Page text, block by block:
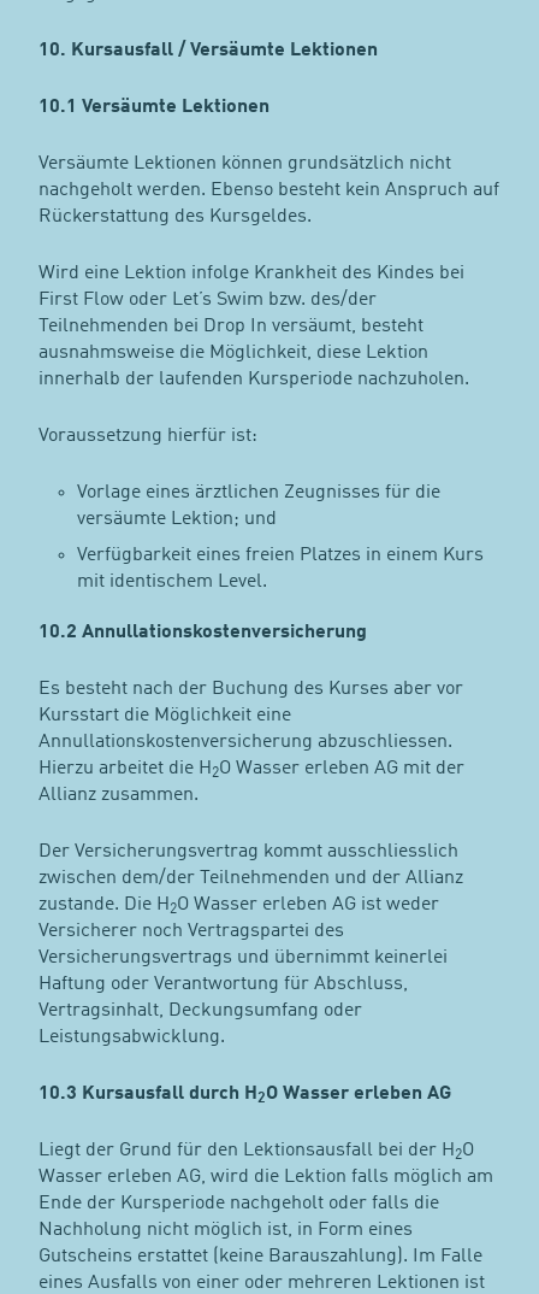
10. Kursausfall / Versäumte Lektionen
10.1 Versäumte Lektionen
Versäumte Lektionen können grundsätzlich nicht
nachgeholt werden. Ebenso besteht kein Anspruch auf
Rückerstattung des Kursgeldes.
Wird eine Lektion infolge Krankheit des Kindes bei
First Flow oder Let’s Swim bzw. des/der
Teilnehmenden bei Drop In versäumt, besteht
ausnahmsweise die Möglichkeit, diese Lektion
innerhalb der laufenden Kursperiode nachzuholen.
Voraussetzung hierfür ist:
Vorlage eines ärztlichen Zeugnisses für die
versäumte Lektion; und
Verfügbarkeit eines freien Platzes in einem Kurs
mit identischem Level.
10.2 Annullationskostenversicherung
Es besteht nach der Buchung des Kurses aber vor
Kursstart die Möglichkeit eine
Annullationskostenversicherung abzuschliessen.
Hierzu arbeitet die H2O Wasser erleben AG mit der
Allianz zusammen.
Der Versicherungsvertrag kommt ausschliesslich
zwischen dem/der Teilnehmenden und der Allianz
zustande. Die H2O Wasser erleben AG ist weder
Versicherer noch Vertragspartei des
Versicherungsvertrags und übernimmt keinerlei
Haftung oder Verantwortung für Abschluss,
Vertragsinhalt, Deckungsumfang oder
Leistungsabwicklung.
10.3 Kursausfall durch H 2O Wasser erleben AG
Liegt der Grund für den Lektionsausfall bei der H2O
Wasser erleben AG, wird die Lektion falls möglich am
Ende der Kursperiode nachgeholt oder falls die
Nachholung nicht möglich ist, in Form eines
Gutscheins erstattet (keine Barauszahlung). Im Falle
eines Ausfalls von einer oder mehreren Lektionen ist